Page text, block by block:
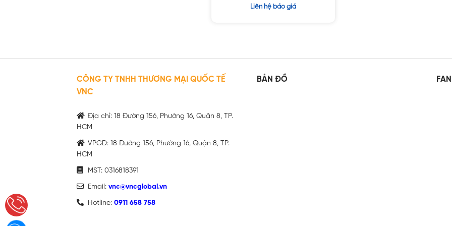
Được
Liên hệ báo giá
CÔNG TY TNHH THƯƠNG MẠI QUỐC TẾ
VNC
Địa chỉ: 18 Đường 156, Phường 16, Quận 8, TP.
HCM
VPGD: 18 Đường 156, Phường 16, Quận 8, TP.
HCM
MST: 0316818391
Email: vnc@vncglobal.vn
Hotline: 0911 658 758
BẢN ĐỒ